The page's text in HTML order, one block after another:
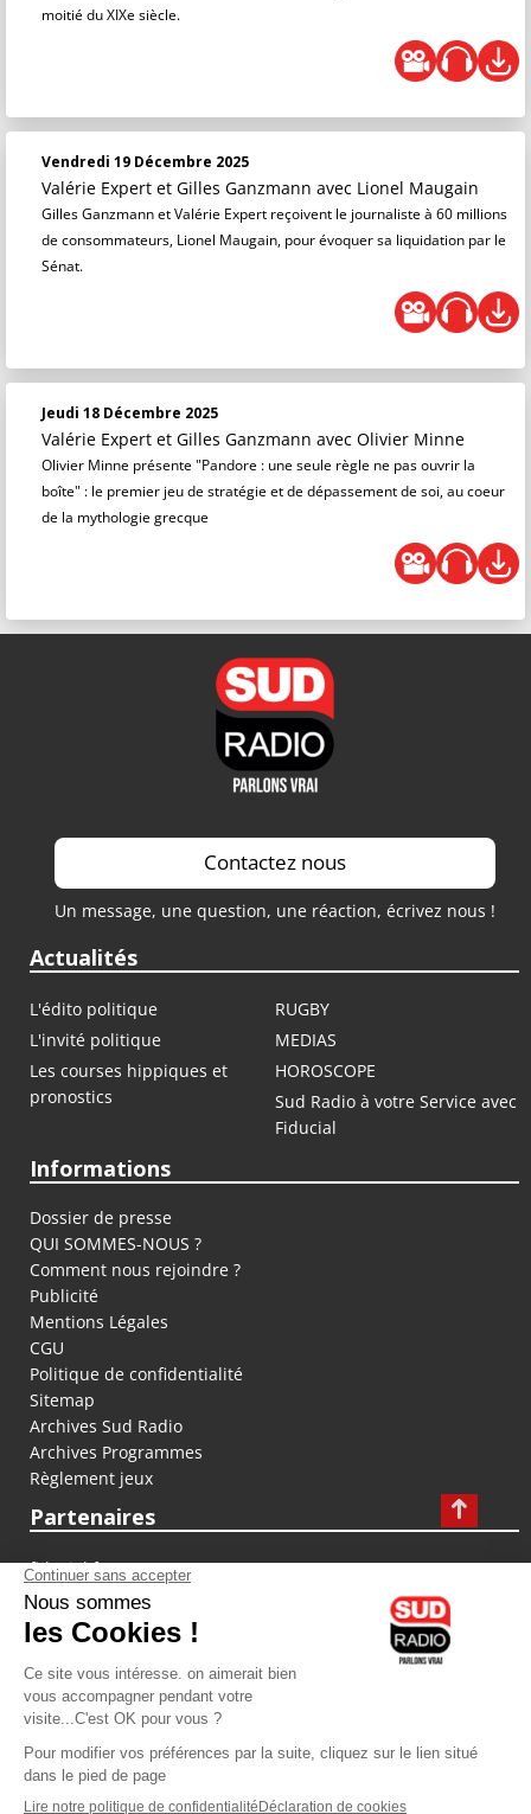
moitié du XIXe siècle.
Vendredi 19 Décembre 2025
Valérie Expert et Gilles Ganzmann avec Lionel Maugain
Gilles Ganzmann et Valérie Expert reçoivent le journaliste à 60 millions
de consommateurs, Lionel Maugain, pour évoquer sa liquidation par le
Sénat.
Jeudi 18 Décembre 2025
Valérie Expert et Gilles Ganzmann avec Olivier Minne
Olivier Minne présente "Pandore : une seule règle ne pas ouvrir la
boîte" : le premier jeu de stratégie et de dépassement de soi, au coeur
de la mythologie grecque
Contactez nous
Un message, une question, une réaction, écrivez nous !
Actualités
L'édito politique
RUGBY
L'invité politique
MEDIAS
Les courses hippiques et
pronostics
HOROSCOPE
Sud Radio à votre Service avec
Fiducial
Informations
Dossier de presse
QUI SOMMES-NOUS ?
Comment nous rejoindre ?
Publicité
Mentions Légales
CGU
Politique de confidentialité
Sitemap
Archives Sud Radio
Archives Programmes
Règlement jeux
Partenaires
fiducial.fr
lyoncapitale.fr
olympique-et-lyonnais.com
L'application Iphone / Android
Téléchargez l'application
Les cookies